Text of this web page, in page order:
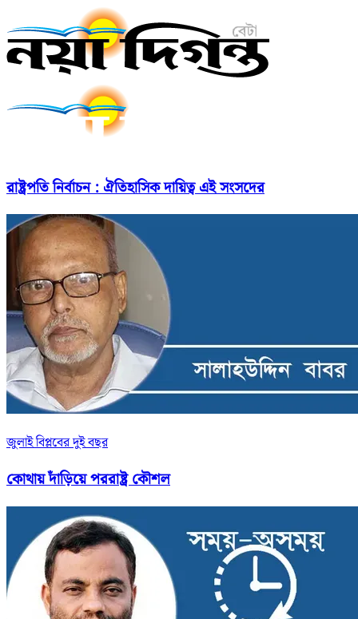
রাষ্ট্রপতি নির্বাচন : ঐতিহাসিক দায়িত্ব এই সংসদের
জুলাই বিপ্লবের দুই বছর
কোথায় দাঁড়িয়ে পররাষ্ট্র কৌশল